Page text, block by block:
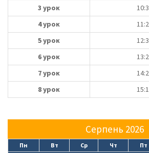
3 урок
4 урок
5 урок
6 урок
7 урок
8 урок
Серпень 2026
Пн Вт Ср Чт Пт